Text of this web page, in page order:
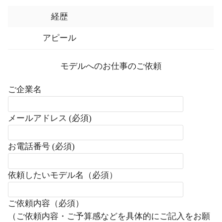
経歴
アピール
モデルへのお仕事のご依頼
ご企業名
メールアドレス (必須)
お電話番号 (必須)
依頼したいモデル名（必須）
ご依頼内容（必須）
（ご依頼内容・ご予算感などを具体的にご記入をお願